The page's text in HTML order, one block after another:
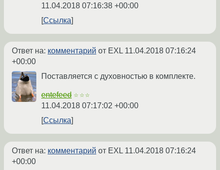
11.04.2018 07:16:38 +00:00
Ссылка
Ответ на: комментарий от EXL 11.04.2018 07:16:24
+00:00
Поставляется с духовностью в комплекте.
entefeed ☆☆☆
11.04.2018 07:17:02 +00:00
Ссылка
Ответ на: комментарий от EXL 11.04.2018 07:16:24
+00:00